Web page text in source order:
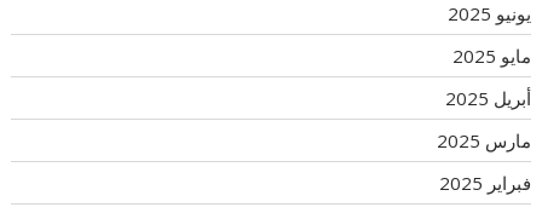
يونيو 2025
مايو 2025
أبريل 2025
مارس 2025
فبراير 2025